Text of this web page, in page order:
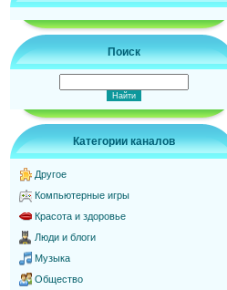
Поиск
Категории каналов
Другое
Компьютерные игры
Красота и здоровье
Люди и блоги
Музыка
Общество